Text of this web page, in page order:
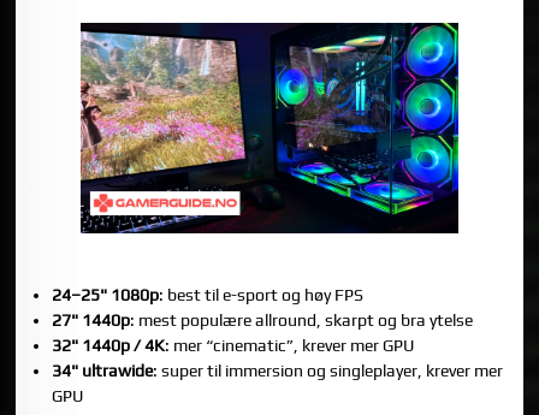
24–25" 1080p: best til e-sport og høy FPS
27" 1440p: mest populære allround, skarpt og bra ytelse
32" 1440p / 4K: mer “cinematic”, krever mer GPU
34" ultrawide: super til immersion og singleplayer, krever mer
GPU